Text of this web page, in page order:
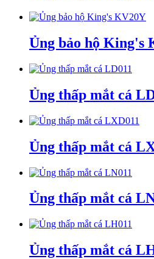
Ủng bảo hộ King's
Ủng thấp mắt cá
Ủng thấp mắt cá
Ủng thấp mắt cá
Ủng thấp mắt cá